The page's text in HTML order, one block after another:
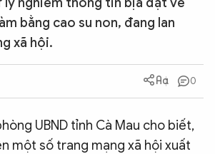
bằng cao su non, đang lan
xã hội.
0
UBND tỉnh Cà Mau cho biết,
một số trang mạng xã hội xuất